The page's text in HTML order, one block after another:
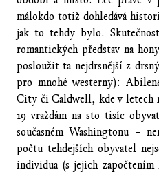
málokdo totiž dohledává
jak to tehdy bylo.
romantických představ na
posloužit ta nejdrsnější z
pro mnohé westerny):
City či Caldwell, kde v letech
19 vraždám na sto tisíc
současném Washingtonu –
počtu tehdejších obyvatel
individua (s jejich